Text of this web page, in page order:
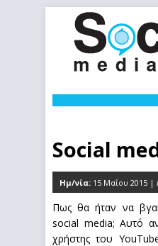
Social
Ημ/νία: 15 Μαΐου 2015 |
Πως θα ήταν να
social media; Αυτό
χρήστης του